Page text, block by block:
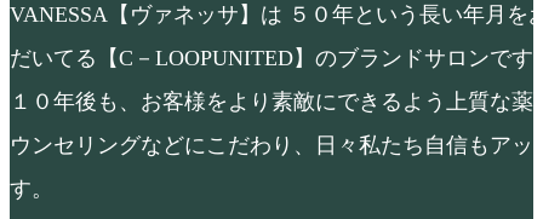
VANESSA【ヴァネッサ】は ５０年という長い年月を
だいてる【C－LOOPUNITED】のブランドサロンで
１０年後も、お客様をより素敵にできるよう上質な
ウンセリングなどにこだわり、日々私たち自信もアッ
す。